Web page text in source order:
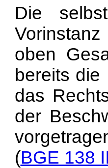
Die
oben
bereits
das
der
(BGE 138